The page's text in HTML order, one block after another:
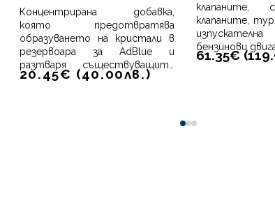
Концентрирана добавка,
която предотвратява
образуването на кристали в
резервоара за AdBlue и
разтваря съществуващите
кристали. Почиства
20.45€ (40.00лв.)
клапаните,
клапаните,
бензинови
61.35€ (
012